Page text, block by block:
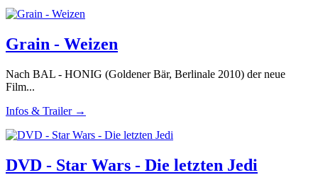
Grain - Weizen
Nach BAL - HONIG (Goldener Bär, Berlinale 2010) der neue
Film...
Infos & Trailer →
DVD - Star Wars - Die letzten Jedi